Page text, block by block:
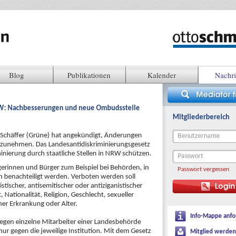
Blog Publikationen Kalender
Nachbesserungen und neue Ombudsstelle
(Grüne) hat angekündigt, Änderungen
Das Landesantidiskriminierungsgesetz
durch staatliche Stellen in NRW schützen.
und Bürger zum Beispiel bei Behörden, in
benachteiligt werden. Verboten werden soll
antisemitischer oder antiziganistischer
Nationalität, Religion, Geschlecht, sexueller
Erkrankung oder Alter.
einzelne Mitarbeiter einer Landesbehörde
gegen die jeweilige Institution. Mit dem Gesetz
Mitgliederbereich
Passwort vergessen
Info-Mappe
Mitglied werden